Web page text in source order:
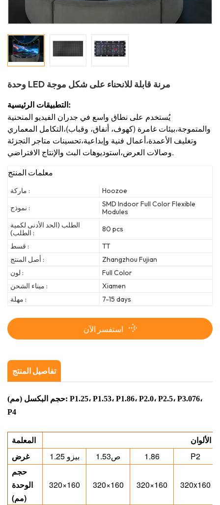
وحدة LED مرنة قابلة للانحناء على شكل موجة
التطبيقات الرئيسية:
يُستخدم على نطاق واسع في جدران الفيديو المنحنية
والمتموجة،بيئات غامرة (كهوف، أنفاق، وقباب)،التكامل المعماري
وتغليف الأعمدة،أعمال فنية وإبداعية،تحسينات متاجر التجزئة
وصالات العرض،استوديوهات البث والإنتاج الافتراضي.
معلمات المنتج
ماركة :
Hoozoe
نموذج :
SMD Indoor Full Color Flexible
Modules
الطلب (الحد الأدنى لكمية
الطلب) :
80 pcs
قسط :
TT
أصل المنتج :
Zhangzhou Fujian
لون :
Full Color
ميناء الشحن :
Xiamen
مهلة :
7-15 days
استفسر الآن
تفاصيل المنتج
حجم البكسل (مم): P1.25، P1.53، P1.86، P2.0، P2.5، P3.076،
P4
المعلمة
الألوان
غرض
1.25 بيزو ص1.53 1.86
P2
حجم
الوحدة
(مم)
320×160 320×160 320×160 320x160